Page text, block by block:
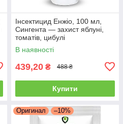
Інсектицид Енжіо, 100 мл,
Сингента — захист яблуні,
томатів, цибулі
В наявності
439,20 ₴ 488 ₴
Купити
Оригинал –10%